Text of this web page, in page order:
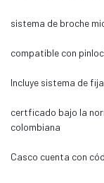
sistema de broche
compatible con
Incluye sistema de
certficado bajo la
colombiana
Casco cuenta con